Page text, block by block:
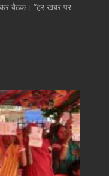
बैठक। “हर खबर पर